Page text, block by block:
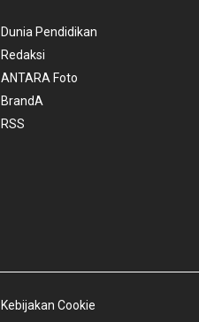
Dunia Pendidikan
Redaksi
ANTARA Foto
BrandA
RSS
Kebijakan Cookie